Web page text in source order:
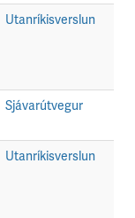
Utanríkisverslun
Sjávarútvegur
Utanríkisverslun